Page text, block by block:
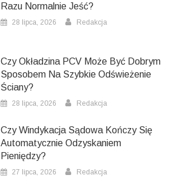
Razu Normalnie Jeść?
28 lipca, 2026 Redakcja
Czy Okładzina PCV Może Być Dobrym
Sposobem Na Szybkie Odświeżenie
Ściany?
28 lipca, 2026 Redakcja
Czy Windykacja Sądowa Kończy Się
Automatycznie Odzyskaniem
Pieniędzy?
27 lipca, 2026 Redakcja